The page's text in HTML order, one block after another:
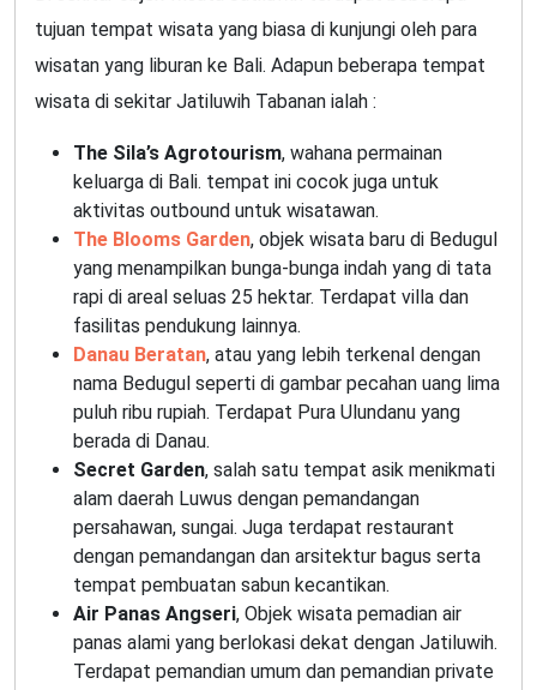
tujuan tempat wisata yang biasa di kunjungi oleh para
wisatan yang liburan ke Bali. Adapun beberapa tempat
wisata di sekitar Jatiluwih Tabanan ialah :
The Sila’s Agrotourism, wahana permainan
keluarga di Bali. tempat ini cocok juga untuk
aktivitas outbound untuk wisatawan.
The Blooms Garden, objek wisata baru di Bedugul
yang menampilkan bunga-bunga indah yang di tata
rapi di areal seluas 25 hektar. Terdapat villa dan
fasilitas pendukung lainnya.
Danau Beratan, atau yang lebih terkenal dengan
nama Bedugul seperti di gambar pecahan uang lima
puluh ribu rupiah. Terdapat Pura Ulundanu yang
berada di Danau.
Secret Garden, salah satu tempat asik menikmati
alam daerah Luwus dengan pemandangan
persahawan, sungai. Juga terdapat restaurant
dengan pemandangan dan arsitektur bagus serta
tempat pembuatan sabun kecantikan.
Air Panas Angseri, Objek wisata pemadian air
panas alami yang berlokasi dekat dengan Jatiluwih.
Terdapat pemandian umum dan pemandian private